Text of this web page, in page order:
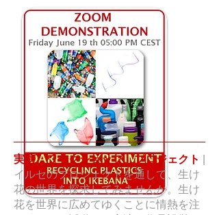
実演、ワークショップ、プロジェクト
イルセのプロジェクトを通して、生け
花の世界を探求してみませんか。生け
花を世界に広めてゆくことに情熱を注